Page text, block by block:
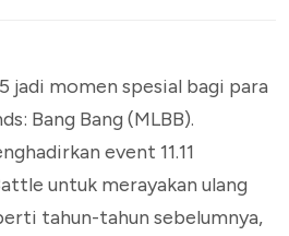
jadi momen spesial bagi para
Bang Bang (MLBB).
event 11.11
untuk merayakan ulang
tahun-tahun sebelumnya,